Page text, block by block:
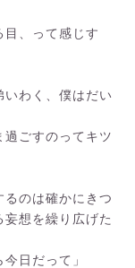
目、って感じす
わく、僕はだい
過ごすのってキツ
のは確かにきつ
想を繰り広げた
日だって」